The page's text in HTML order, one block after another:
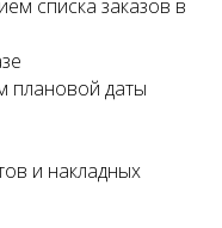
списка заказов в
плановой даты
и накладных